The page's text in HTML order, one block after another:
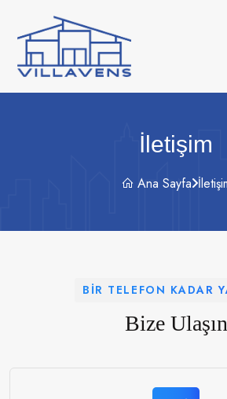
İletişim
Ana Sayfa
BIR TELEFON KADAR
Bize Ulaşın